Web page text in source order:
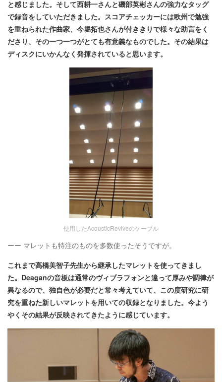
と感じました。そして西耕一さんと磯部英彬さんの強力なタッグ
で録音をしていただきました。スコアチェッカーには欧州で勉強
を重ねられた作曲家、今堀拓也さんが付ききりで様々な助言をく
ださり、その一つ一つがとても有意義なものでした。その結果は
ディスクにいかんなく発揮されていると思います。
使用したAcousticReviveのケーブル
ーー マレットも特注のものを多数使ったそうですが。
これまで高橋美智子先生から継承したマレットを使ってきまし
た。Deaganの音板は通常のヴィブラフォンと違って厚みや調律が
異なるので、独自色が必要だと常々考えていて、この度研究に研
究を重ねた新しいマレットを用いての収録となりました。今よう
やくその結果が反映されてきたように感じています。